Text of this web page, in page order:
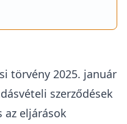
törvény 2025. január
szerződések
eljárások